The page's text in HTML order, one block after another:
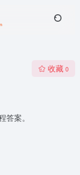
收藏 0
案。